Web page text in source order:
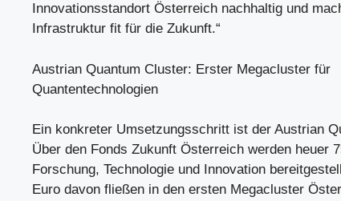
Innovationsstandort Österreich nachhaltig und
Infrastruktur fit für die Zukunft.“
Austrian Quantum Cluster: Erster Megacluster für
Quantentechnologien
Ein konkreter Umsetzungsschritt ist der Austrian
Über den Fonds Zukunft Österreich werden heuer
Forschung, Technologie und Innovation
Euro davon fließen in den ersten Megacluster